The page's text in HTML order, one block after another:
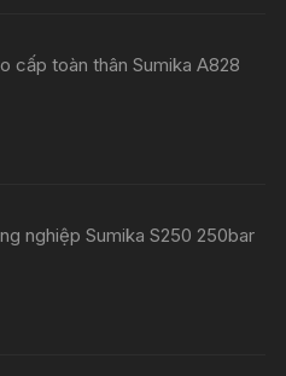
cấp toàn thân Sumika A828
nghiệp Sumika S250 250bar